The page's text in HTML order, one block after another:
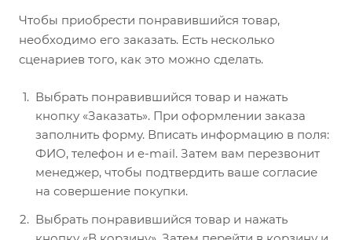
Чтобы приобрести понравившийся товар,
необходимо его заказать. Есть несколько
сценариев того, как это можно сделать.
Выбрать понравившийся товар и нажать
кнопку «Заказать». При оформлении заказа
заполнить форму. Вписать информацию в поля:
ФИО, телефон и e-mail. Затем вам перезвонит
менеджер, чтобы подтвердить ваше согласие
на совершение покупки.
Выбрать понравившийся товар и нажать